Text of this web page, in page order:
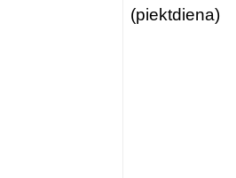
(piektdiena)